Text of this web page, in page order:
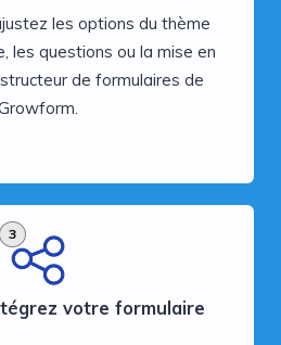
les options du thème
les questions ou la mise en
de formulaires de
3
votre formulaire